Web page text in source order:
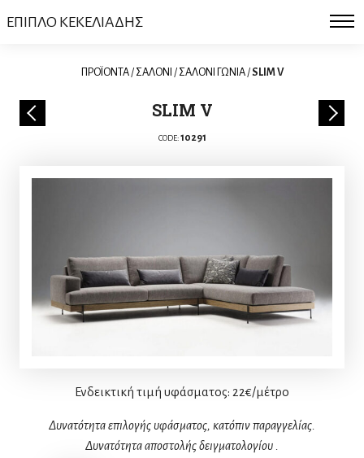
ΕΠΙΠΛΟ ΚΕΚΕΛΙΑΔΗΣ
ΠΡΟΪΟΝΤΑ/ ΣΑΛΟΝΙ / ΣΑΛΟΝΙ ΓΩΝΙΑ/SLIM V
SLIM V
CODE: 10291
Ενδεικτική τιμή υφάσματος: 22€/μέτρο
Δυνατότητα επιλογής υφάσματος, κατόπιν παραγγελίας.
Δυνατότητα αποστολής δειγματολογίου